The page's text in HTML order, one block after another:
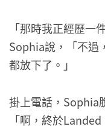
「那時我正經歷一
Sophia說，「不過
都放下了。」
掛上電話，Sophia
「啊，終於Landed